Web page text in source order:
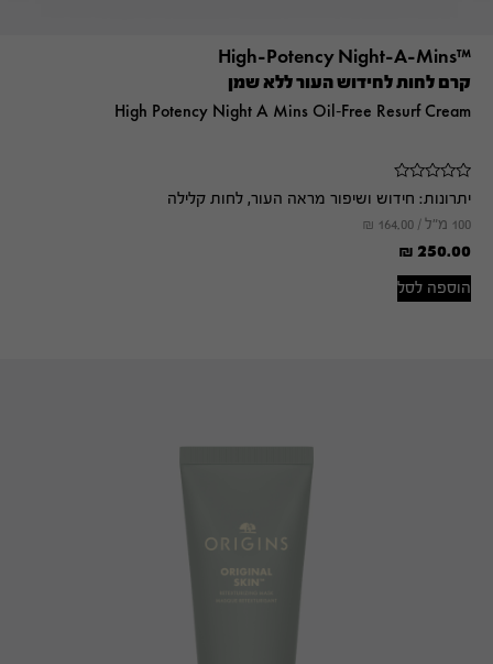
™High-Potency Night-A-Mins
קרם לחות לחידוש העור ללא שמן
High Potency Night A Mins Oil-Free Resurf Cream
יתרונות: חידוש ושיפור מראה העור, לחות קלילה
100 מ"ל / ₪ 164.00
₪ 250.00
הוספה לסל